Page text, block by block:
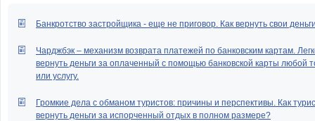
Банкротство застройщика - еще не приговор. Как вернуть свои
Чарджбэк – механизм возврата платежей по банковским картам.
вернуть деньги за оплаченный с помощью банковской карты любой
или услугу.
Громкие дела с обманом туристов: причины и перспективы. Как
вернуть деньги за испорченный отдых в полном размере?